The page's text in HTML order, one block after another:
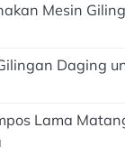
Mesin
Daging
Lama